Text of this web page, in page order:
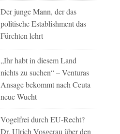
Der junge Mann, der das
politische Establishment das
Fürchten lehrt
„Ihr habt in diesem Land
nichts zu suchen“ – Venturas
Ansage bekommt nach Ceuta
neue Wucht
Vogelfrei durch EU-Recht?
Dr. Ulrich Vosgerau über den